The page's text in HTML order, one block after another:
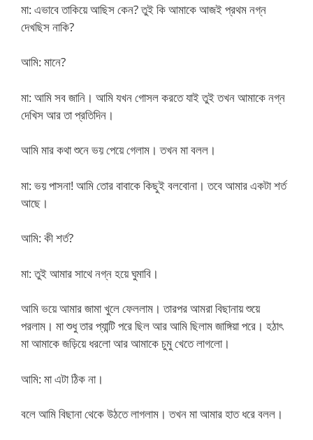
মা: এভাবে তাকিয়ে আছিস কেন? তুই কি আমাকে আজই প্রথম নগ্ন
দেখছিস নাকি?
আমি: মানে?
মা: আমি সব জানি। আমি যখন গোসল করতে যাই তুই তখন আমাকে নগ্ন
দেখিস আর তা প্রতিদিন।
আমি মার কথা শুনে ভয় পেয়ে গেলাম। তখন মা বলল।
মা: ভয় পাসনা! আমি তোর বাবাকে কিছুই বলবোনা। তবে আমার একটা শর্ত
আছে।
আমি: কী শর্ত?
মা: তুই আমার সাথে নগ্ন হয়ে ঘুমাবি।
আমি ভয়ে আমার জামা খুলে ফেললাম। তারপর আমরা বিছানায় শুয়ে
পরলাম। মা শুধু তার প্যান্টি পরে ছিল আর আমি ছিলাম জাঙ্গিয়া পরে। হঠাৎ
মা আমাকে জড়িয়ে ধরলো আর আমাকে চুমু খেতে লাগলো।
আমি: মা এটা ঠিক না।
বলে আমি বিছানা থেকে উঠতে লাগলাম। তখন মা আমার হাত ধরে বলল।